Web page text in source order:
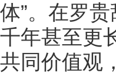
体”。在罗
千年甚至更
共同价值观